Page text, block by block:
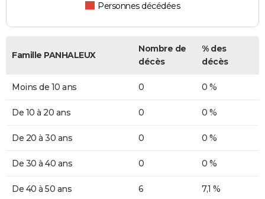
Personnes décédées
Famille PANHALEUX
Nombre de
décès
% des
décès
Moins de 10 ans 0 0 %
De 10 à 20 ans 0 0 %
De 20 à 30 ans 0 0 %
De 30 à 40 ans 0 0 %
De 40 à 50 ans 6 7,1 %